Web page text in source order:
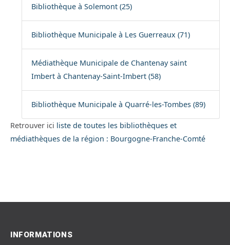
Bibliothèque à Solemont (25)
Bibliothèque Municipale à Les Guerreaux (71)
Médiathèque Municipale de Chantenay saint
Imbert à Chantenay-Saint-Imbert (58)
Bibliothèque Municipale à Quarré-les-Tombes (89)
Retrouver ici liste de toutes les bibliothèques et
médiathèques de la région : Bourgogne-Franche-Comté
INFORMATIONS